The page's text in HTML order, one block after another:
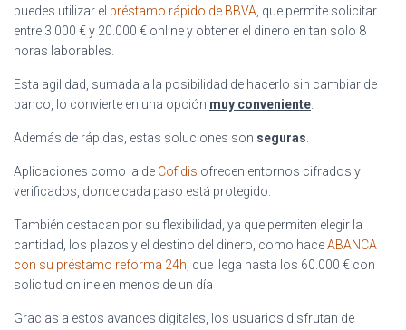
puedes utilizar el préstamo rápido de BBVA, que permite solicitar
entre 3.000 € y 20.000 € online y obtener el dinero en tan solo 8
horas laborables.
Esta agilidad, sumada a la posibilidad de hacerlo sin cambiar de
banco, lo convierte en una opción muy conveniente.
Además de rápidas, estas soluciones son seguras.
Aplicaciones como la de Cofidis ofrecen entornos cifrados y
verificados, donde cada paso está protegido.
También destacan por su flexibilidad, ya que permiten elegir la
cantidad, los plazos y el destino del dinero, como haceABANCA
con su préstamo reforma 24h, que llega hasta los 60.000 € con
solicitud online en menos de un día
Gracias a estos avances digitales, los usuarios disfrutan de